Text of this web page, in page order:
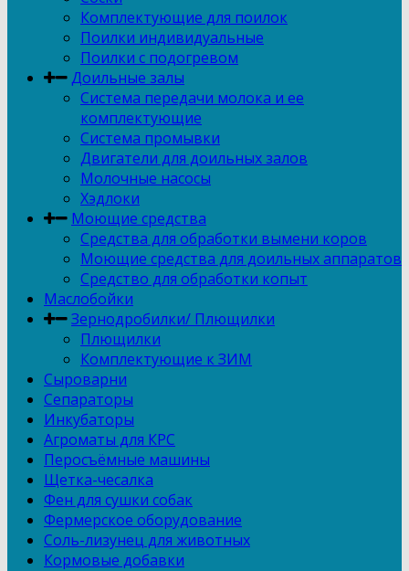
Комплектующие для поилок
Поилки индивидуальные
Поилки с подогревом
Доильные залы
Система передачи молока и ее
комплектующие
Система промывки
Двигатели для доильных залов
Молочные насосы
Хэдлоки
Моющие средства
Средства для обработки вымени коров
Моющие средства для доильных аппаратов
Средство для обработки копыт
Маслобойки
Зернодробилки/ Плющилки
Плющилки
Комплектующие к ЗИМ
Сыроварни
Сепараторы
Инкубаторы
Агроматы для КРС
Перосъёмные машины
Щетка-чесалка
Фен для сушки собак
Фермерское оборудование
Соль-лизунец для животных
Кормовые добавки